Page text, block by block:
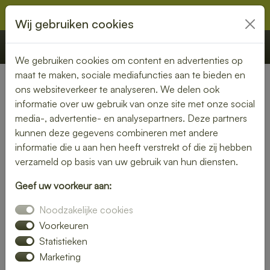
€ 0,00 Offerte Bestellen
Nederland» Voorburg
Lunch laten bezorgen in
Voorburg – gemak en
kwaliteit aan je deur
de keuken in? Laat je lunch bezorgen in Voorburg en geniet
van een smaakvolle maaltijd zonder moeite. Of je nu kiest
voor een vers belegd broodje, een gezonde salade of een
warme maaltijd – wij brengen jouw lunch vers en op tijd bij
Wij gebruiken cookies
We gebruiken cookies om content en advertenties op
maat te maken, sociale mediafuncties aan te bieden en
ons websiteverkeer te analyseren. We delen ook
informatie over uw gebruik van onze site met onze social
media-, advertentie- en analysepartners. Deze partners
kunnen deze gegevens combineren met andere
informatie die u aan hen heeft verstrekt of die zij hebben
verzameld op basis van uw gebruik van hun diensten.
Geef uw voorkeur aan:
Noodzakelijke cookies
Voorkeuren
Statistieken
Marketing